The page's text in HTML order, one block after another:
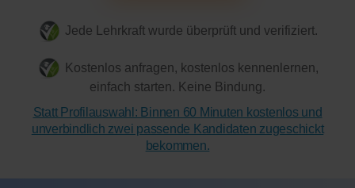
Jede Lehrkraft wurde überprüft und verifiziert.
Kostenlos anfragen, kostenlos kennenlernen,
einfach starten. Keine Bindung.
Statt Profilauswahl: Binnen 60 Minuten kostenlos und
unverbindlich zwei passende Kandidaten zugeschickt
bekommen.